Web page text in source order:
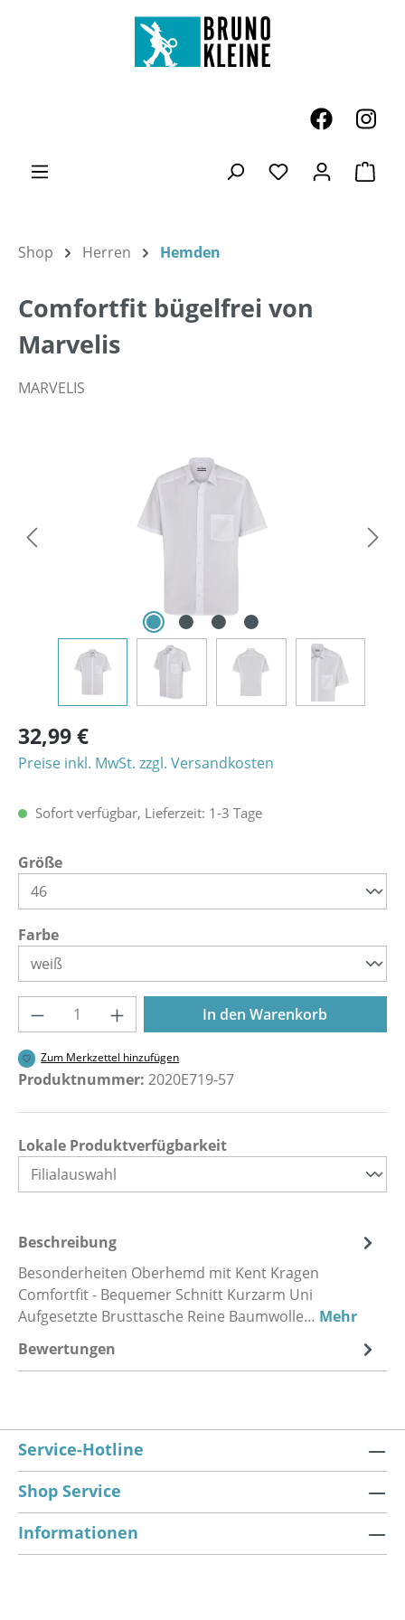
Zum Hauptinhalt springen
Du hast 0
Shop Herren Hemden
Comfortfit bügelfrei von
Marvelis
MARVELIS
32,99 €
Preise inkl. MwSt. zzgl. Versandkosten
Sofort verfügbar, Lieferzeit: 1-3 Tage
Größeauswählen
Farbeauswählen
Produkt Anzahl: Gib den gewünschten
In den Warenkorb
Zum Merkzettel hinzufügen
Produktnummer: 2020E719-57
Lokale Produktverfügbarkeit
Beschreibung
Besonderheiten Oberhemd mit Kent Kragen
Comfortfit - Bequemer Schnitt Kurzarm Uni
Aufgesetzte Brusttasche Reine Baumwolle… Mehr
Bewertungen
Service-Hotline
Shop Service
Informationen